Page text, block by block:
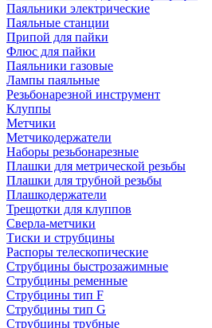
Паяльники электрические
Паяльные станции
Припой для пайки
Флюс для пайки
Паяльники газовые
Лампы паяльные
Резьбонарезной инструмент
Клуппы
Метчики
Метчикодержатели
Наборы резьбонарезные
Плашки для метрической резьбы
Плашки для трубной резьбы
Плашкодержатели
Трещотки для клуппов
Сверла-метчики
Тиски и струбцины
Распоры телескопические
Струбцины быстрозажимные
Струбцины ременные
Струбцины тип F
Струбцины тип G
Струбцины трубные